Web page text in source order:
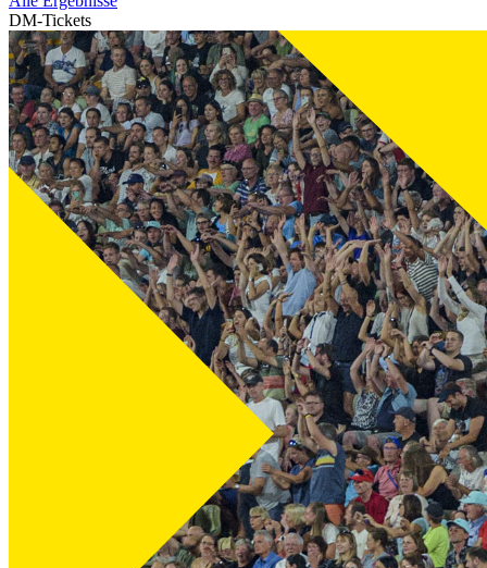
DM-Tickets